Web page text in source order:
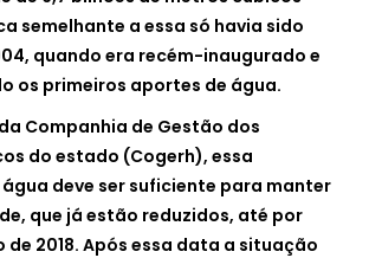
semelhante a essa só havia sido
quando era recém-inaugurado e
os primeiros aportes de água.
Companhia de Gestão dos
do estado (Cogerh), essa
deve ser suficiente para manter
que já estão reduzidos, até por
2018. Após essa data a situação